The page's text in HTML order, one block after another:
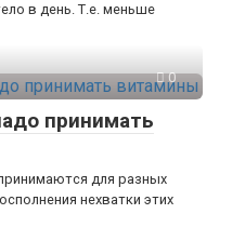
в день. Т.е. меньше
0
принимать
для разных
нехватки этих